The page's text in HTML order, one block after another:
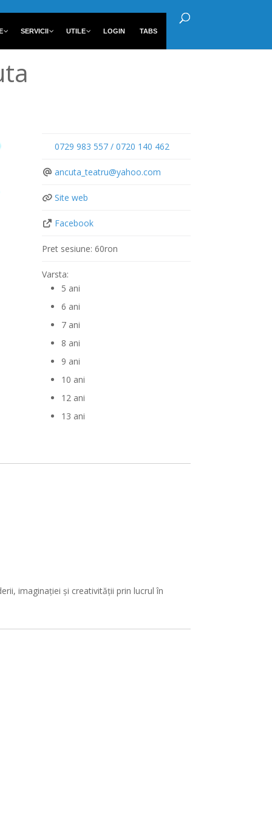
SERVICII UTILE LOGIN TABS
0729 983 557 / 0720 140 462
ancuta_teatru@yahoo.com
Site web
Facebook
Pret sesiune: 60ron
Varsta:
5 ani
6 ani
7 ani
8 ani
9 ani
10 ani
12 ani
13 ani
imaginației și creativității prin lucrul în